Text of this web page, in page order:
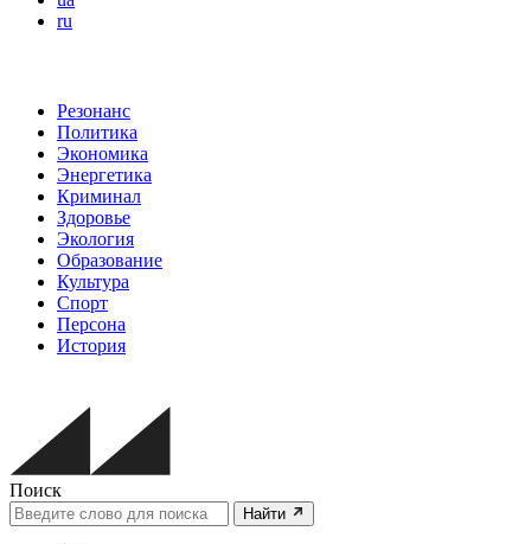
ru
Резонанс
Политика
Экономика
Энергетика
Криминал
Здоровье
Экология
Образование
Культура
Спорт
Персона
История
Поиск
Найти